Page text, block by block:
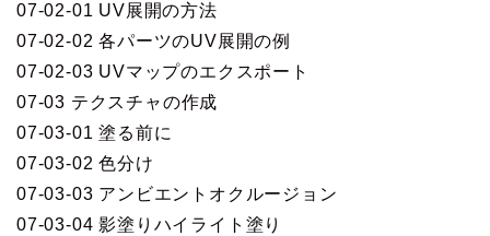
07-02-01 UV展開の方法
07-02-02 各パーツのUV展開の例
07-02-03 UVマップのエクスポート
07-03 テクスチャの作成
07-03-01 塗る前に
07-03-02 色分け
07-03-03 アンビエントオクルージョン
07-03-04 影塗りハイライト塗り